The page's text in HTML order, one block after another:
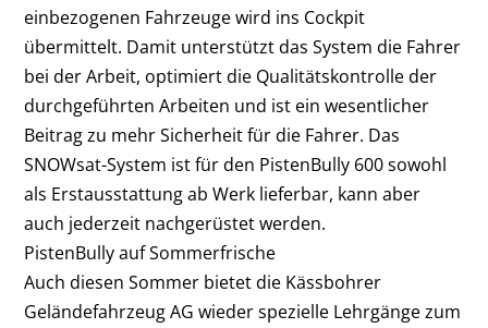
einbezogenen Fahrzeuge wird ins Cockpit
übermittelt. Damit unterstützt das System die Fahrer
bei der Arbeit, optimiert die Qualitätskontrolle der
durchgeführten Arbeiten und ist ein wesentlicher
Beitrag zu mehr Sicherheit für die Fahrer. Das
SNOWsat-System ist für den PistenBully 600 sowohl
als Erstausstattung ab Werk lieferbar, kann aber
auch jederzeit nachgerüstet werden.
PistenBully auf Sommerfrische
Auch diesen Sommer bietet die Kässbohrer
Geländefahrzeug AG wieder spezielle Lehrgänge zum